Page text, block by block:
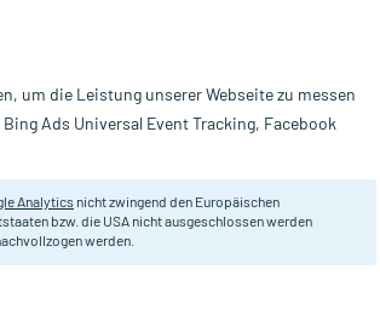
24
um die Leistung unserer Webseite zu messen
Ads Universal Event Tracking, Facebook
Analytics nicht zwingend den Europäischen
bzw. die USA nicht ausgeschlossen werden
werden.